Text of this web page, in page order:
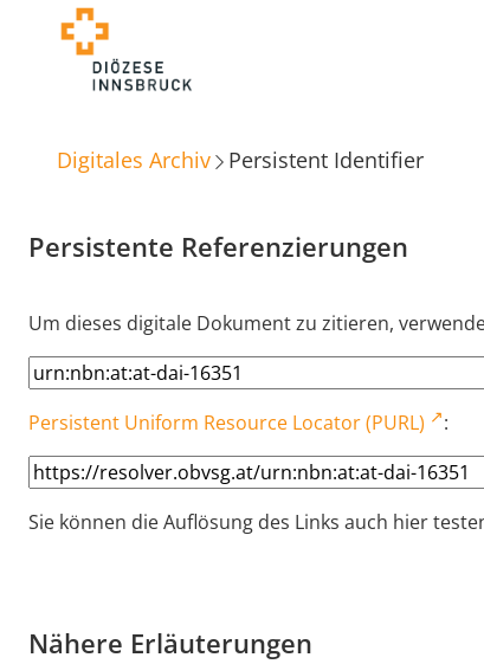
Digitales Archiv Persistent Identifier
Persistente Referenzierungen
Um dieses digitale Dokument zu zitieren,
Persistent Uniform Resource Locator (PURL) :
Sie können die Auflösung des Links auch hier
Nähere Erläuterungen